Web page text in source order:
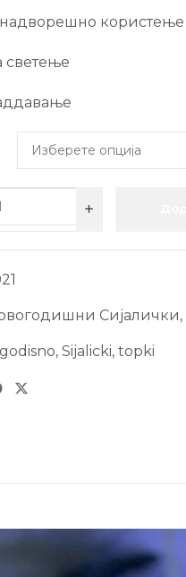
користење
светење
Сијалички,
, Sijalicki, topki